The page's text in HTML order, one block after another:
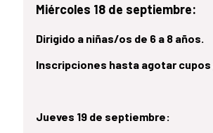
Miércoles 18 de septiembre:
Dirigido a niñas/os de 6 a 8 años.
Inscripciones hasta agotar cupos
Jueves 19 de septiembre: